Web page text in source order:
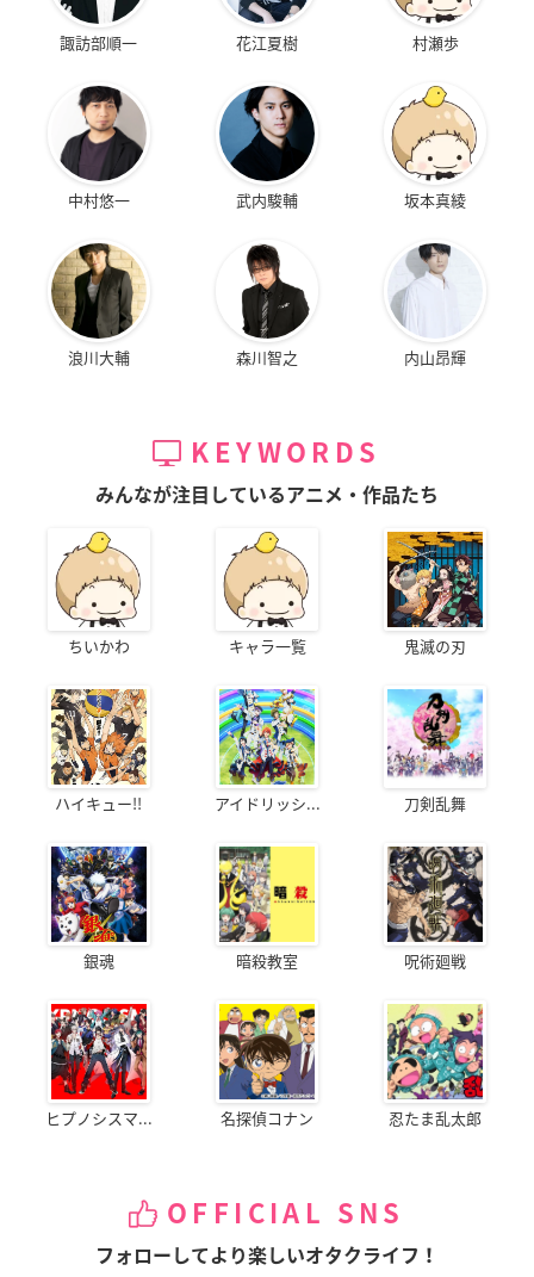
諏訪部順一 花江夏樹 村瀬歩
中村悠一 武内駿輔 坂本真綾
浪川大輔 森川智之 内山昂輝
KEYWORDS
みんなが注目しているアニメ・作品たち
ちいかわ キャラ一覧 鬼滅の刃
ハイキュー!! アイドリッシ... 刀剣乱舞
銀魂 暗殺教室 呪術廻戦
ヒプノシスマ... 名探偵コナン 忍たま乱太郎
OFFICIAL SNS
フォローしてより楽しいオタクライフ！